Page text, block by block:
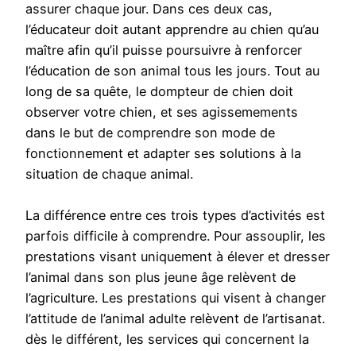
assurer chaque jour. Dans ces deux cas,
l’éducateur doit autant apprendre au chien qu’au
maître afin qu’il puisse poursuivre à renforcer
l’éducation de son animal tous les jours. Tout au
long de sa quête, le dompteur de chien doit
observer votre chien, et ses agissemements
dans le but de comprendre son mode de
fonctionnement et adapter ses solutions à la
situation de chaque animal.
La différence entre ces trois types d’activités est
parfois difficile à comprendre. Pour assouplir, les
prestations visant uniquement à élever et dresser
l’animal dans son plus jeune âge relèvent de
l’agriculture. Les prestations qui visent à changer
l’attitude de l’animal adulte relèvent de l’artisanat.
dès le différent, les services qui concernent la